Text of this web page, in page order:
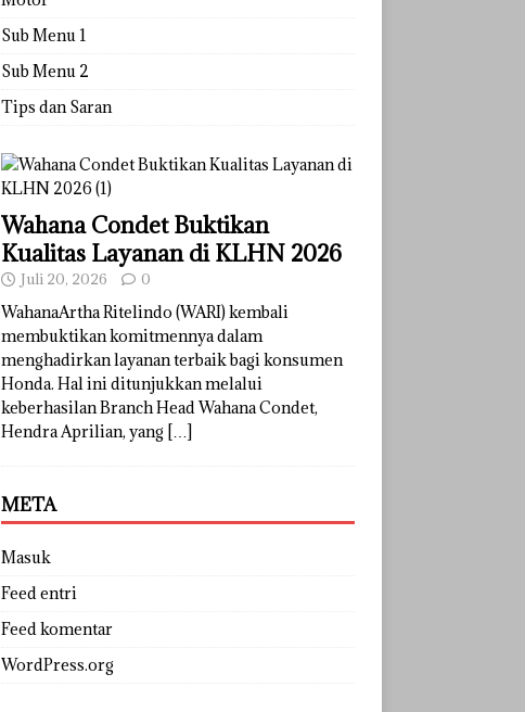
Sub Menu 1
Sub Menu 2
Tips dan Saran
Wahana Condet Buktikan
Kualitas Layanan di KLHN 2026
Juli 20, 2026 0
WahanaArtha Ritelindo (WARI) kembali
membuktikan komitmennya dalam
menghadirkan layanan terbaik bagi konsumen
Honda. Hal ini ditunjukkan melalui
keberhasilan Branch Head Wahana Condet,
Hendra Aprilian, yang […]
META
Masuk
Feed entri
Feed komentar
WordPress.org